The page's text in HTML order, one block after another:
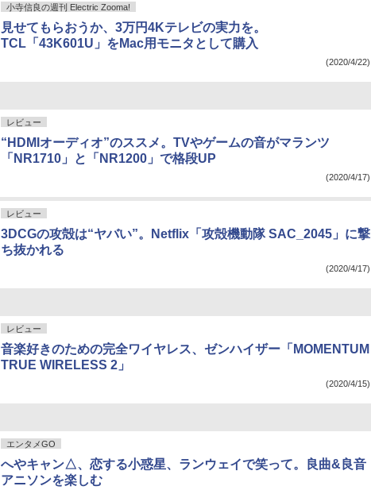
小寺信良の週刊 Electric Zooma!
見せてもらおうか、3万円4Kテレビの実力を。
TCL「43K601U」をMac用モニタとして購入
(2020/4/22)
レビュー
“HDMIオーディオ”のススメ。TVやゲームの音がマランツ
「NR1710」と「NR1200」で格段UP
(2020/4/17)
レビュー
3DCGの攻殻は“ヤバい”。Netflix「攻殻機動隊 SAC_2045」に撃
ち抜かれる
(2020/4/17)
レビュー
音楽好きのための完全ワイヤレス、ゼンハイザー「MOMENTUM
TRUE WIRELESS 2」
(2020/4/15)
エンタメGO
へやキャン△、恋する小惑星、ランウェイで笑って。良曲&良音
アニソンを楽しむ